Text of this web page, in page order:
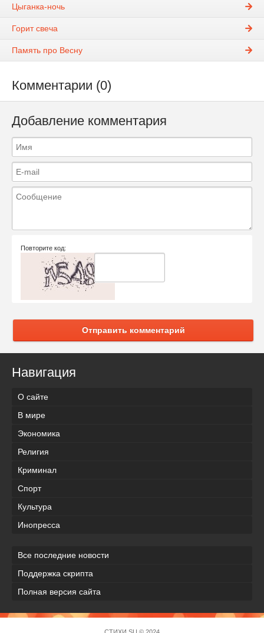
Цыганка-ночь
Горит свеча
Память про Весну
Комментарии (0)
Добавление комментария
Повторите код:
Отправить комментарий
Навигация
О сайте
В мире
Экономика
Религия
Криминал
Спорт
Культура
Инопресса
Все последние новости
Поддержка скрипта
Полная версия сайта